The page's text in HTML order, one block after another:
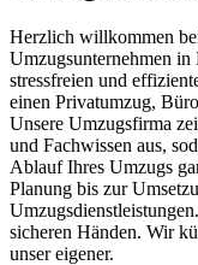
Herzlich willkommen
Umzugsunternehmen
stressfreien und
einen Privatumzug,
Unsere Umzugsfirma
und Fachwissen aus,
Ablauf Ihres Umzugs
Planung bis zur
sicheren Händen. Wir
unser eigener.